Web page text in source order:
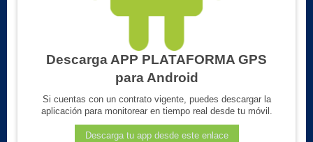
Descarga APP PLATAFORMA GPS
para Android
Si cuentas con un contrato vigente, puedes descargar la
aplicación para monitorear en tiempo real desde tu móvil.
Descarga tu app desde este enlace